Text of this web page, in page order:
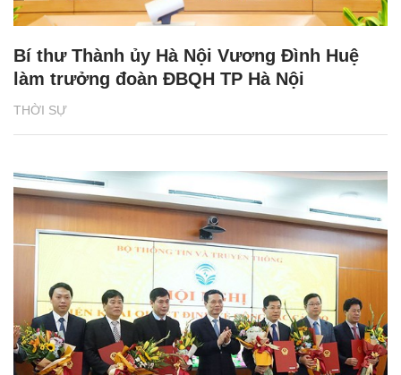
THỜI SỰ
Bí thư Thành ủy Hà Nội Vương Đình Huệ
làm trưởng đoàn ĐBQH TP Hà Nội